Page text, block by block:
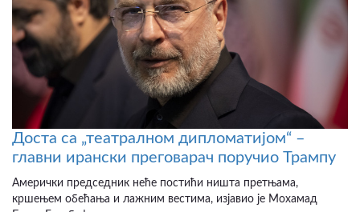
Доста са „театралном дипломатијом“ –
главни ирански преговарач поручио Трампу
Амерички председник неће постићи ништа претњама,
кршењем обећања и лажним вестима, изјавио је Мохамад